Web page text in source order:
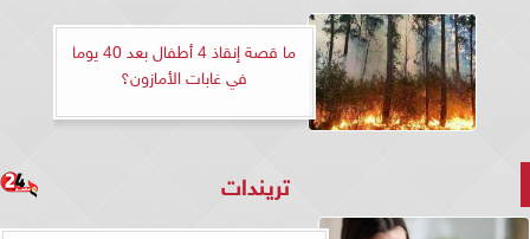
ما قصة إنقاذ 4 أطفال بعد 40 يوما
في غابات الأمازون؟
تريندات